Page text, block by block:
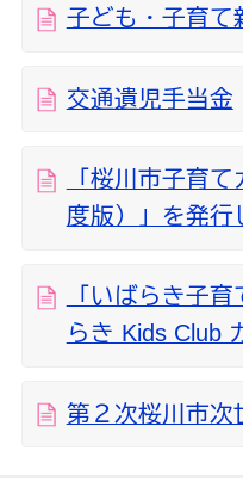
子ども・子育て
交通遺児手当金
「桜川市子育
度版）」を発行
「いばらき子
らき Kids Club
第２次桜川市次